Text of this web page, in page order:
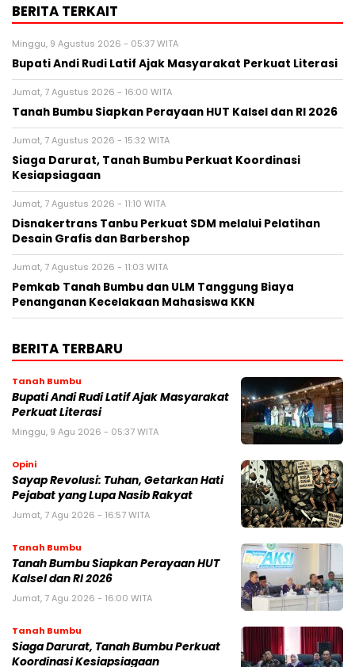
BERITA TERKAIT
Minggu, 9 Agustus 2026 - 05:37 WITA
Bupati Andi Rudi Latif Ajak Masyarakat Perkuat Literasi
Jumat, 7 Agustus 2026 - 16:00 WITA
Tanah Bumbu Siapkan Perayaan HUT Kalsel dan RI 2026
Jumat, 7 Agustus 2026 - 15:32 WITA
Siaga Darurat, Tanah Bumbu Perkuat Koordinasi
Kesiapsiagaan
Jumat, 7 Agustus 2026 - 11:10 WITA
Disnakertrans Tanbu Perkuat SDM melalui Pelatihan
Desain Grafis dan Barbershop
Jumat, 7 Agustus 2026 - 11:03 WITA
Pemkab Tanah Bumbu dan ULM Tanggung Biaya
Penanganan Kecelakaan Mahasiswa KKN
BERITA TERBARU
Tanah Bumbu
Bupati Andi Rudi Latif Ajak Masyarakat
Perkuat Literasi
Minggu, 9 Agu 2026 - 05:37 WITA
Opini
Sayap Revolusi: Tuhan, Getarkan Hati
Pejabat yang Lupa Nasib Rakyat
Jumat, 7 Agu 2026 - 16:57 WITA
Tanah Bumbu
Tanah Bumbu Siapkan Perayaan HUT
Kalsel dan RI 2026
Jumat, 7 Agu 2026 - 16:00 WITA
Tanah Bumbu
Siaga Darurat, Tanah Bumbu Perkuat
Koordinasi Kesiapsiagaan